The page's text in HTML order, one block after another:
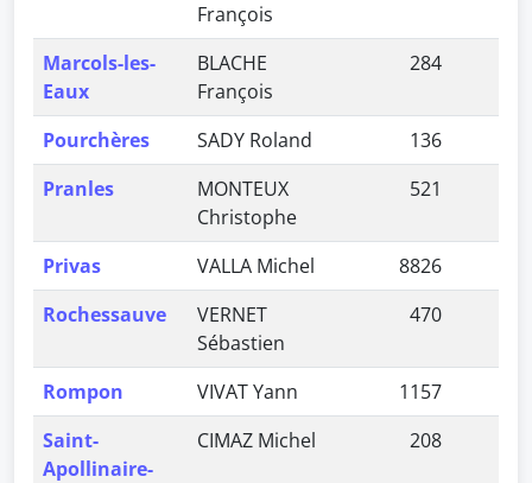
François
Marcols-les-
Eaux
BLACHE
François
284
Pourchères SADY Roland 136
Pranles
MONTEUX
Christophe
521
Privas VALLA Michel 8826
Rochessauve
VERNET
Sébastien
470
Rompon VIVAT Yann 1157
Saint-
Apollinaire-
CIMAZ Michel 208